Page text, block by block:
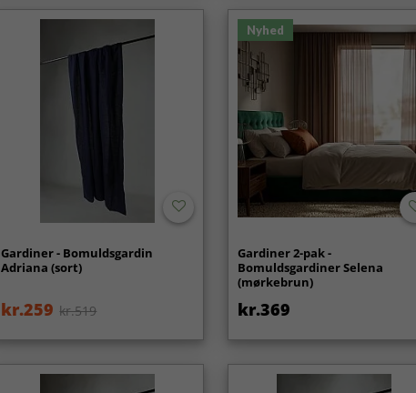
Gardiner - Bomuldsgardin
Adriana (sort)
kr.259 kr.519
Nyhed
Gardiner 2-pak -
Bomuldsgardiner Selena
(mørkebrun)
kr.369